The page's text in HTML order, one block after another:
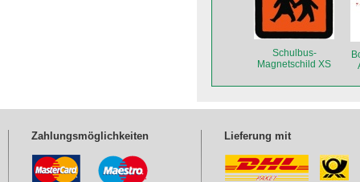
Schulbus-
Magnetschild XS
Zahlungsmöglichkeiten Lieferung mit